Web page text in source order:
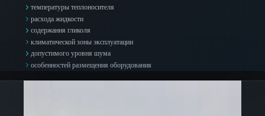
температуры теплоносителя
расхода жидкости
содержания гликоля
климатической зоны эксплуатации
допустимого уровня шума
особенностей размещения оборудования